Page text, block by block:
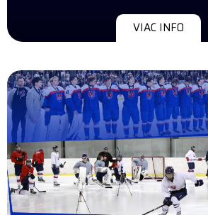
VIAC INFO